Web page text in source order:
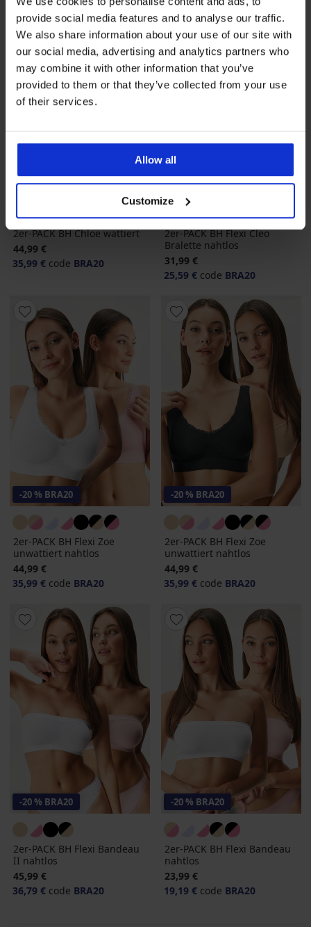
provide social media features and to analyse our traffic.
We also share information about your use of our site with
our social media, advertising and analytics partners who
may combine it with other information that you’ve
provided to them or that they’ve collected from your use
of their services.
Allow all
Customize
-20 % BRA20
2er-PACK BH Chloe wattiert
44,99 €
35,99 € code BRA20
-20 % BRA20
2er-PACK BH Flexi Cleo
Bralette nahtlos
31,99 €
25,59 € code BRA20
-20 % BRA20
2er-PACK BH Flexi Zoe
unwattiert nahtlos
44,99 €
35,99 € code BRA20
-20 % BRA20
2er-PACK BH Flexi Zoe
unwattiert nahtlos
44,99 €
35,99 € code BRA20
-20 % BRA20
2er-PACK BH Flexi Bandeau
II nahtlos
45,99 €
36,79 € code BRA20
-20 % BRA20
2er-PACK BH Flexi Bandeau
nahtlos
23,99 €
19,19 € code BRA20